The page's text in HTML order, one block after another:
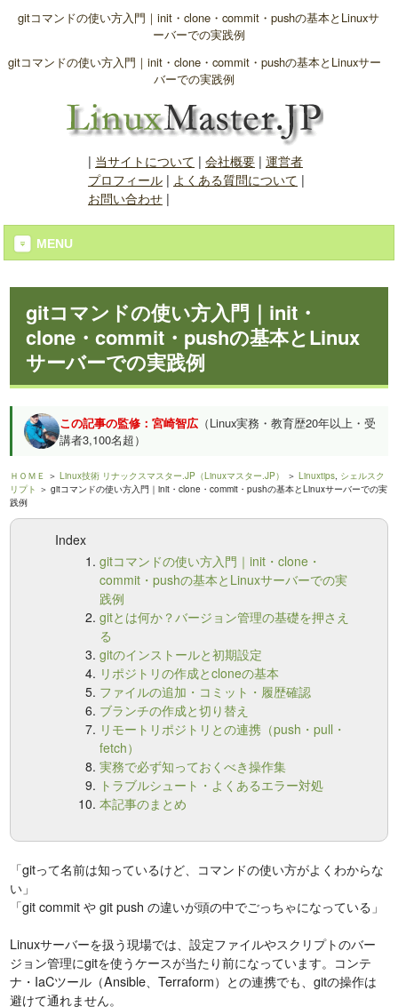
gitコマンドの使い方入門｜init・clone・commit・pushの基本とLinuxサ
ーバーでの実践例
gitコマンドの使い方入門｜init・clone・commit・pushの基本とLinuxサー
バーでの実践例
| 当サイトについて | 会社概要| 運営者
プロフィール| よくある質問について |
お問い合わせ|
MENU
gitコマンドの使い方入門｜init・
clone・commit・pushの基本とLinux
サーバーでの実践例
この記事の監修：宮崎智広 （Linux実務・教育歴20年以上・受
講者3,100名超）
ＨＯＭＥ ＞Linux技術 リナックスマスター.JP（Linuxマスター.JP） ＞Linuxtips, シェルスク
リプト ＞ gitコマンドの使い方入門｜init・clone・commit・pushの基本とLinuxサーバーでの実
践例
Index
gitコマンドの使い方入門｜init・clone・
commit・pushの基本とLinuxサーバーでの実
践例
gitとは何か？バージョン管理の基礎を押さえ
る
gitのインストールと初期設定
リポジトリの作成とcloneの基本
ファイルの追加・コミット・履歴確認
ブランチの作成と切り替え
リモートリポジトリとの連携（push・pull・
fetch）
実務で必ず知っておくべき操作集
トラブルシュート・よくあるエラー対処
本記事のまとめ
「gitって名前は知っているけど、コマンドの使い方がよくわからな
い」
「git commit や git push の違いが頭の中でごっちゃになっている」
Linuxサーバーを扱う現場では、設定ファイルやスクリプトのバー
ジョン管理にgitを使うケースが当たり前になっています。コンテ
ナ・IaCツール（Ansible、Terraform）との連携でも、gitの操作は
避けて通れません。